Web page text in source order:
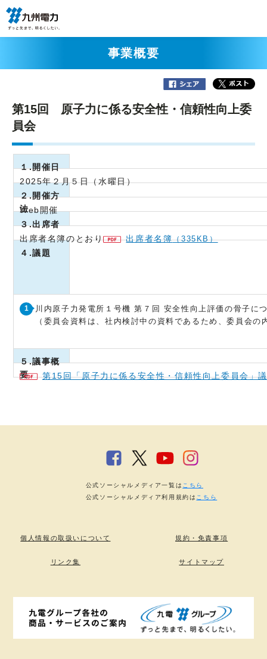
事業概要
第15回 原子力に係る安全性・信頼性向上委
員会
１.開催日
2025年２月５日（水曜日）
２.開催方
法
Web開催
３.出席者
出席者名簿のとおり
出席者名簿（335KB）
４.議題
川内原子力発電所１号機 第７回 安全性向上評価の骨子に
（委員会資料は、社内検討中の資料であるため、委員会の
５.議事概
要
第15回「原子力に係る安全性・信頼性向上委員会」
個人情報の取扱いについて 規約・免責事項
リンク集 サイトマップ
公式ソーシャルメディア一覧は こちら
公式ソーシャルメディア利用規約は こちら